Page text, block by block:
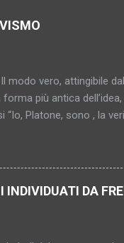
modo vero, attingibile
più antica
“Io, Platone, sono , la
capziosa, più
impromettibile,
sole, ma
conseguenza neppure
DA